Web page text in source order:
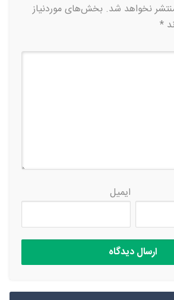
نخواهد شد. بخش‌های موردنیاز
*
ایمیل